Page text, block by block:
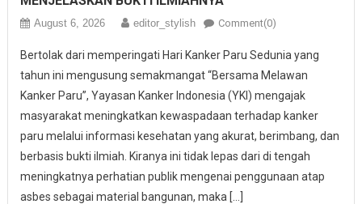
August 6, 2026 editor_stylish Comment(0)
Bertolak dari memperingati Hari Kanker Paru Sedunia yang
tahun ini mengusung semakmangat “Bersama Melawan
Kanker Paru”, Yayasan Kanker Indonesia (YKI) mengajak
masyarakat meningkatkan kewaspadaan terhadap kanker
paru melalui informasi kesehatan yang akurat, berimbang, dan
berbasis bukti ilmiah. Kiranya ini tidak lepas dari di tengah
meningkatnya perhatian publik mengenai penggunaan atap
asbes sebagai material bangunan, maka […]